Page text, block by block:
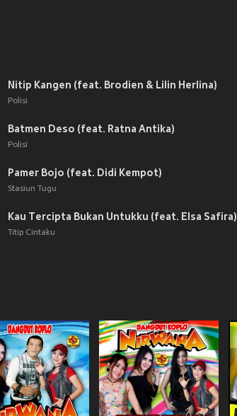
Nitip Kangen (feat. Brodien & Lilin Herlina)
Polisi
Batmen Deso (feat. Ratna Antika)
Polisi
Pamer Bojo (feat. Didi Kempot)
Stasiun Tugu
Kau Tercipta Bukan Untukku (feat. Elsa Safira)
Titip Cintaku